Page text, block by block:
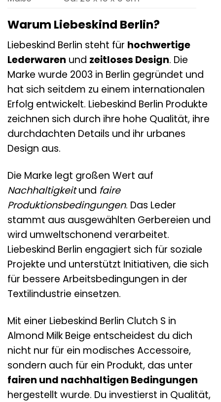
Warum Liebeskind Berlin?
Liebeskind Berlin steht für hochwertige
Lederwaren und zeitloses Design. Die
Marke wurde 2003 in Berlin gegründet und
hat sich seitdem zu einem internationalen
Erfolg entwickelt. Liebeskind Berlin Produkte
zeichnen sich durch ihre hohe Qualität, ihre
durchdachten Details und ihr urbanes
Design aus.
Die Marke legt großen Wert auf
Nachhaltigkeitund faire
Produktionsbedingungen. Das Leder
stammt aus ausgewählten Gerbereien und
wird umweltschonend verarbeitet.
Liebeskind Berlin engagiert sich für soziale
Projekte und unterstützt Initiativen, die sich
für bessere Arbeitsbedingungen in der
Textilindustrie einsetzen.
Mit einer Liebeskind Berlin Clutch S in
Almond Milk Beige entscheidest du dich
nicht nur für ein modisches Accessoire,
sondern auch für ein Produkt, das unter
fairen und nachhaltigen Bedingungen
hergestellt wurde. Du investierst in Qualität,